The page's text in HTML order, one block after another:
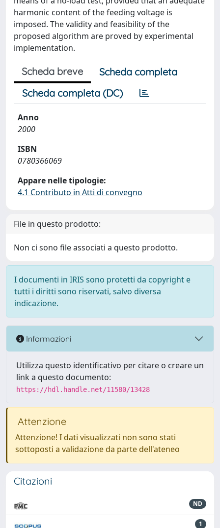
harmonic content of the feeding voltage is
imposed. The validity and feasibility of the
proposed algorithm are proved by experimental
implementation.
Scheda breve
Scheda completa
Scheda completa (DC)
Anno
2000
ISBN
0780366069
Appare nelle tipologie:
4.1 Contributo in Atti di convegno
File in questo prodotto:
Non ci sono file associati a questo prodotto.
I documenti in IRIS sono protetti da copyright e
tutti i diritti sono riservati, salvo diversa
indicazione.
Informazioni
Utilizza questo identificativo per citare o creare un
link a questo documento:
https://hdl.handle.net/11580/13428
Attenzione
Attenzione! I dati visualizzati non sono stati
sottoposti a validazione da parte dell'ateneo
Citazioni
ND
1